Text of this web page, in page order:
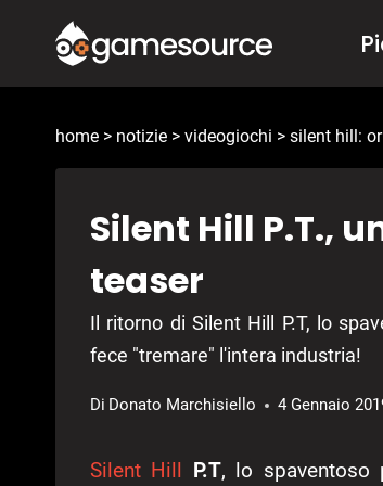
contenuto
home > notizie > videogiochi > silent hill:
Silent Hill P.T.,
teaser
Il ritorno di Silent Hill P.T, lo
fece "tremare" l'intera industria!
Di Donato Marchisiello 4 Gennaio
Silent Hill P.T, lo spaventoso